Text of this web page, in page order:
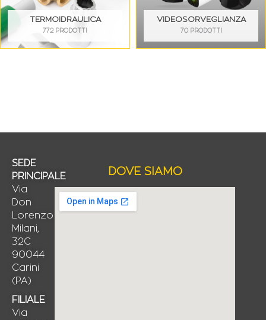
TERMOIDRAULICA
772 PRODOTTI
VIDEOSORVEGLIANZA
70 PRODOTTI
SEDE
PRINCIPALE
Via
Don
Lorenzo
Milani,
32C
90044
Carini
(PA)
FILIALE
Via
DOVE SIAMO